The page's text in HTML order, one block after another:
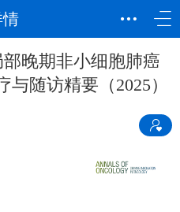
晚期非小细胞肺癌
与随访精要（2025）